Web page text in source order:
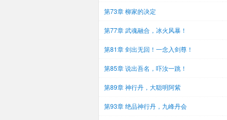
第73章 柳家的决定
第77章 武魂融合，冰火风暴！
第81章 剑出无回！一念入剑尊！
第85章 说出吾名，吓汝一跳！
第89章 神行丹，大聪明阿紫
第93章 绝品神行丹，九峰丹会